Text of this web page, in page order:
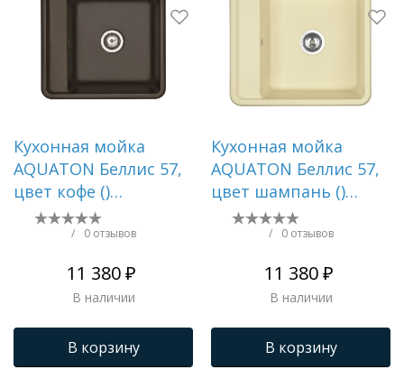
Кухонная мойка
AQUATON Беллис 57,
цвет кофе ()
1A724932BS280
/ 0 отзывов
11 380 ₽
В наличии
В корзину
Кухонная мойка
AQUATON Беллис 57,
цвет шампань ()
1A724932BS290
/ 0 отзывов
11 380 ₽
В наличии
В корзину